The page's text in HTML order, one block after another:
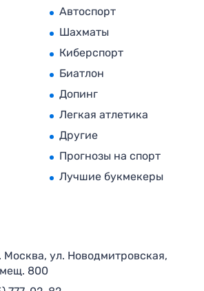
Автоспорт
Шахматы
Киберспорт
Биатлон
Допинг
Легкая атлетика
Другие
Прогнозы на спорт
Лучшие букмекеры
Москва, ул. Новодмитровская,
800